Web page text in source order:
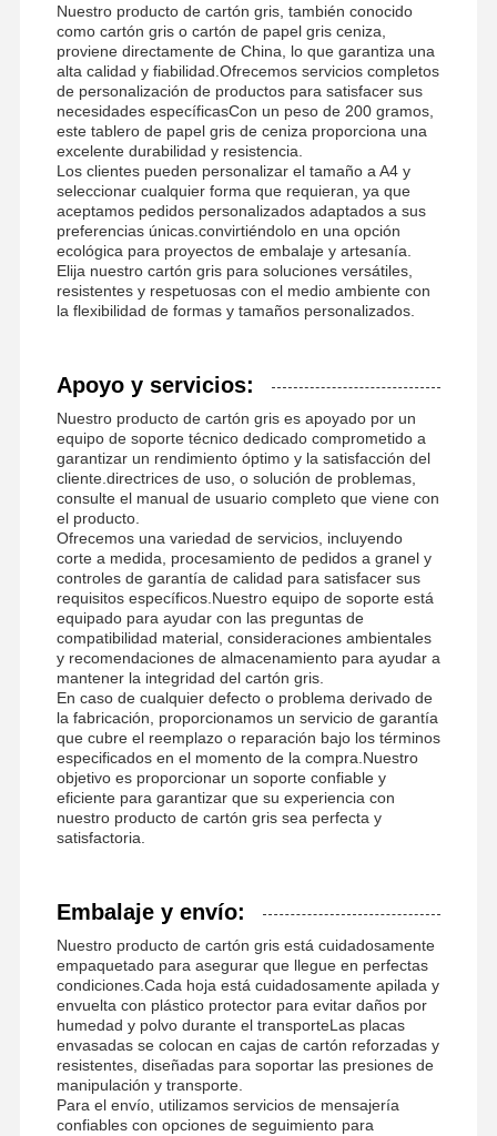
Nuestro producto de cartón gris, también conocido
como cartón gris o cartón de papel gris ceniza,
proviene directamente de China, lo que garantiza una
alta calidad y fiabilidad.Ofrecemos servicios completos
de personalización de productos para satisfacer sus
necesidades específicasCon un peso de 200 gramos,
este tablero de papel gris de ceniza proporciona una
excelente durabilidad y resistencia.
Los clientes pueden personalizar el tamaño a A4 y
seleccionar cualquier forma que requieran, ya que
aceptamos pedidos personalizados adaptados a sus
preferencias únicas.convirtiéndolo en una opción
ecológica para proyectos de embalaje y artesanía.
Elija nuestro cartón gris para soluciones versátiles,
resistentes y respetuosas con el medio ambiente con
la flexibilidad de formas y tamaños personalizados.
Apoyo y servicios:
Nuestro producto de cartón gris es apoyado por un
equipo de soporte técnico dedicado comprometido a
garantizar un rendimiento óptimo y la satisfacción del
cliente.directrices de uso, o solución de problemas,
consulte el manual de usuario completo que viene con
el producto.
Ofrecemos una variedad de servicios, incluyendo
corte a medida, procesamiento de pedidos a granel y
controles de garantía de calidad para satisfacer sus
requisitos específicos.Nuestro equipo de soporte está
equipado para ayudar con las preguntas de
compatibilidad material, consideraciones ambientales
y recomendaciones de almacenamiento para ayudar a
mantener la integridad del cartón gris.
En caso de cualquier defecto o problema derivado de
la fabricación, proporcionamos un servicio de garantía
que cubre el reemplazo o reparación bajo los términos
especificados en el momento de la compra.Nuestro
objetivo es proporcionar un soporte confiable y
eficiente para garantizar que su experiencia con
nuestro producto de cartón gris sea perfecta y
satisfactoria.
Embalaje y envío:
Nuestro producto de cartón gris está cuidadosamente
empaquetado para asegurar que llegue en perfectas
condiciones.Cada hoja está cuidadosamente apilada y
envuelta con plástico protector para evitar daños por
humedad y polvo durante el transporteLas placas
envasadas se colocan en cajas de cartón reforzadas y
resistentes, diseñadas para soportar las presiones de
manipulación y transporte.
Para el envío, utilizamos servicios de mensajería
confiables con opciones de seguimiento para